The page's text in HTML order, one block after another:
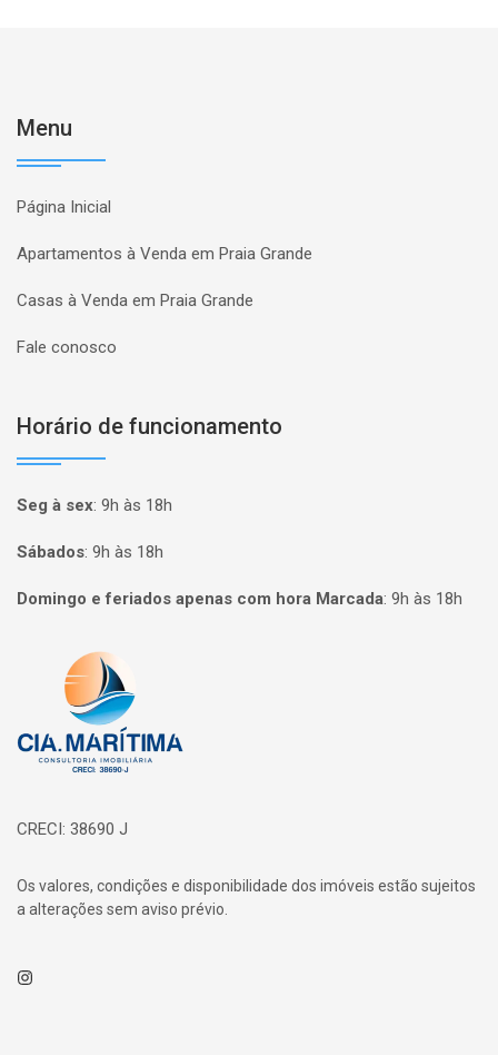
Menu
Página Inicial
Apartamentos à Venda em Praia Grande
Casas à Venda em Praia Grande
Fale conosco
Horário de funcionamento
Seg à sex: 9h às 18h
Sábados: 9h às 18h
Domingo e feriados apenas com hora Marcada: 9h às 18h
Página inicial
CRECI: 38690 J
Os valores, condições e disponibilidade dos imóveis estão sujeitos
a alterações sem aviso prévio.
Instagram